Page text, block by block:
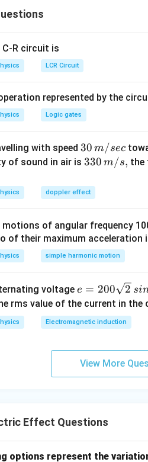
∣એ ફક્ત પ્રકાશની આવૃત્તિ
. જો પાવર રેખીય રીતે ઘટે, તો કરંટ
eV_s
h\nu
-
= −Φ
PDF
R circuit is
LCR Circuit
represented by the
Logic gates
with speed 30
\,
sec
30 m/sec
of sound in air is33
m/
s,
330 m/s, the
doppler effect
of angular frequency
of their maximum acceleration
simple harmonic motion
voltage e
=
2
0
\s
qr
n
1
e = 200 2 s
rms value of the current in the
Electromagnetic induction
View More
Effect Questions
options represent the